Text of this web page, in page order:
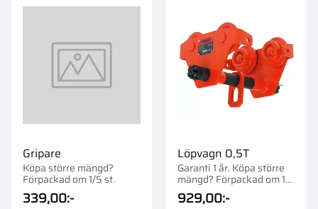
Gripare
Köpa större mängd?
Förpackad om 1/5 st.
339,00:-
Löpvagn 0,5T
Garanti 1 år. Köpa större
mängd? Förpackad om 1
st.
929,00:-